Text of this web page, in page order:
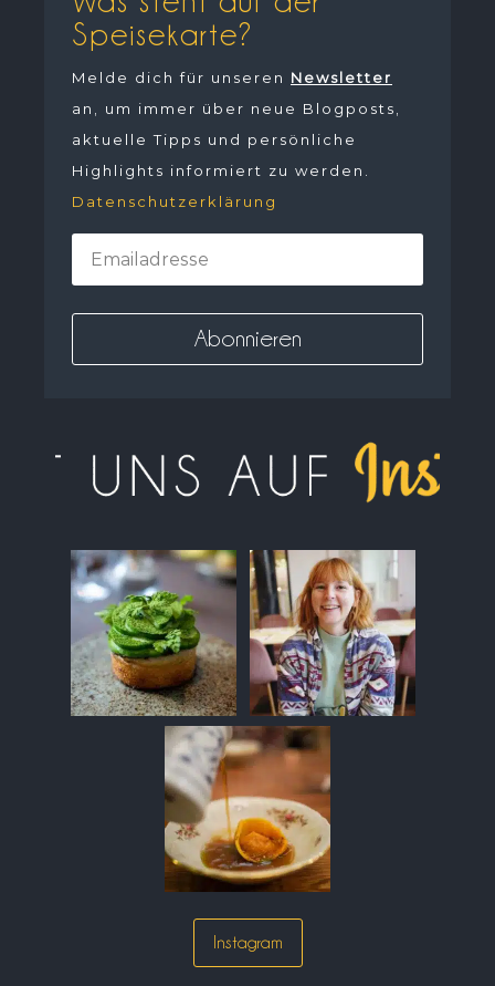
Speisekarte?
Melde dich für unseren Newsletter
an, um immer über neue Blogposts,
aktuelle Tipps und persönliche
Highlights informiert zu werden.
Datenschutzerklärung
Instagram